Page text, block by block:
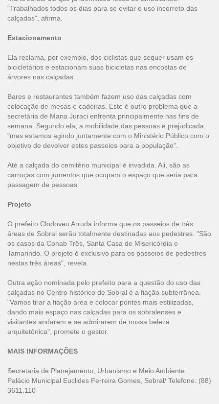
"Trabalhados todos os dias para se evitar o uso incorreto das
calçadas", afirma.
Estacionamento
Ela reclama, por exemplo, dos ciclistas que sequer usam os
bicicletários e estacionam suas bicicletas nas encostas de
árvores nas calçadas.
Bares e restaurantes também fazem uso das calçadas com
colocação de mesas e cadeiras. Este é outro problema que a
secretária de Maria Juraci enfrenta principalmente nas fins de
semana. Segundo ela, a mobilidade das pessoas é prejudicada,
"mas estamos agindo juntamente com o Ministério Público com o
objetivo de devolver estes passeios para a população".
Até a calçada do cemitério municipal é invadida. Ali, são as
carroças com jumentos que ocupam o espaço que seria para
passagem de pessoas.
Projeto
O prefeito Clodoveu Arruda informa que os passeios de três
áreas de Sobral serão totalmente destinadas aos pedestres. "São
os casos da Cohab Três, Santa Casa de Misericórdia e
Tamarindo. O projeto é exclusivo para os passeios de pedestres
nestas três áreas", revela.
Outra ação nominada pelo prefeito para a questão do uso das
calçadas no Centro histórico de Sobral é a fiação subterrânea.
"Vamos tirar a fiação área e colocar pontes mais estilizadas,
dando mais espaço nas calçadas para os sobralenses e
visitantes andarem e se admirarem de nossa beleza
arquitetônica", promete o gestor.
MAIS INFORMAÇÕES
Secretaria de Planejamento, Urbanismo e Meio Ambiente
Palácio Municipal Euclides Ferreira Gomes, Sobral/ Telefone: (88)
3611.110